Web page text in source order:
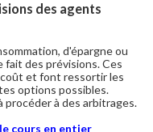
des agents
d'épargne ou
des prévisions. Ces
et font ressortir les
options possibles.
procéder à des arbitrages.
cours en entier